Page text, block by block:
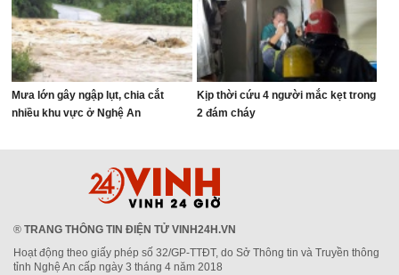
Mưa lớn gây ngập lụt, chia cắt
nhiều khu vực ở Nghệ An
Kịp thời cứu 4 người mắc kẹt trong
2 đám cháy
® TRANG THÔNG TIN ĐIỆN TỬ VINH24H.VN
Hoạt động theo giấy phép số 32/GP-TTĐT, do Sở Thông tin và Truyền thông
tỉnh Nghệ An cấp ngày 3 tháng 4 năm 2018